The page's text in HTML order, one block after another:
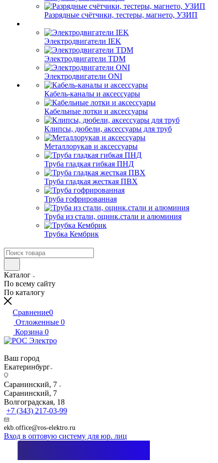
Разрядные счётчики, тестеры, магнето, УЗИП
Электродвигатели IEK
Электродвигатели TDM
Электродвигатели ONI
Кабель-каналы и аксессуары
Кабельные лотки и аксессуары
Клипсы, дюбели, аксессуары для труб
Металлорукав и аксессуары
Труба гладкая гибкая ПНД
Труба гладкая жесткая ПВХ
Труба гофрированная
Труба из стали, оцинк.стали и алюминия
Трубка Кембрик
Каталог
По всему сайту
По каталогу
Сравнение0
Отложенные 0
Корзина 0
Ваш город
Екатеринбург
Саранинский, 7
Саранинский, 7
Волгоградская, 18
+7 (343) 217-03-99
ekb.office@ros-elektro.ru
Вход в оптовую систему для юр. лиц